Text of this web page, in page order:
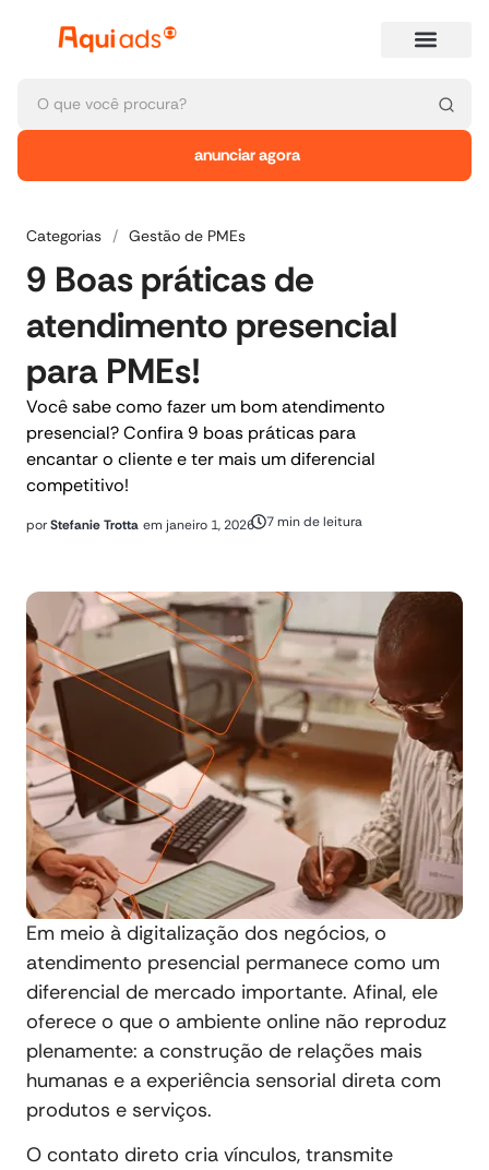
anunciar agora
Categorias / Gestão de PMEs
9 Boas práticas de
atendimento presencial
para PMEs!
Você sabe como fazer um bom atendimento
presencial? Confira 9 boas práticas para
encantar o cliente e ter mais um diferencial
competitivo!
porStefanie Trotta em janeiro 1, 2026 7 min de leitura
Em meio à digitalização dos negócios, o
atendimento presencial permanece como um
diferencial de mercado importante. Afinal, ele
oferece o que o ambiente online não reproduz
plenamente: a construção de relações mais
humanas e a experiência sensorial direta com
produtos e serviços.
O contato direto cria vínculos, transmite